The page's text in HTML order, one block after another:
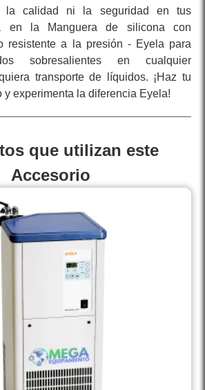
la calidad ni la seguridad en tus
en la Manguera de silicona con
resistente a la presión - Eyela para
sobresalientes en cualquier
transporte de líquidos. ¡Haz tu
y experimenta la diferencia Eyela!
que utilizan este
Accesorio